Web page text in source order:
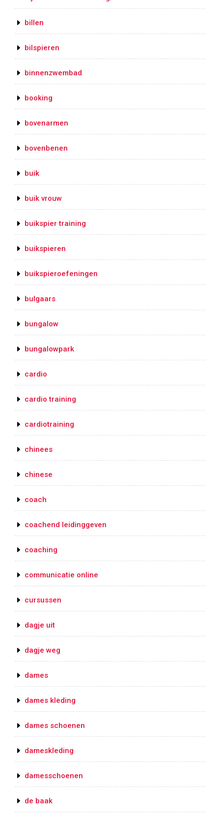
billen
bilspieren
binnenzwembad
booking
bovenarmen
bovenbenen
buik
buik vrouw
buikspier training
buikspieren
buikspieroefeningen
bulgaars
bungalow
bungalowpark
cardio
cardio training
cardiotraining
chinees
chinese
coach
coachend leidinggeven
coaching
communicatie online
cursussen
dagje uit
dagje weg
dames
dames kleding
dames schoenen
dameskleding
damesschoenen
de baak